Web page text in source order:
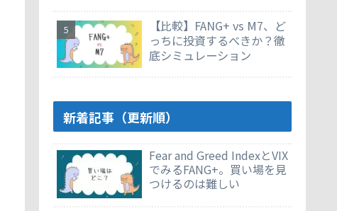
【比較】FANG+ vs M7、ど
っちに投資するべきか？徹
底シミュレーション
新着記事（更新順）
Fear and Greed IndexとVIX
でみるFANG+。買い場を見
つけるのは難しい